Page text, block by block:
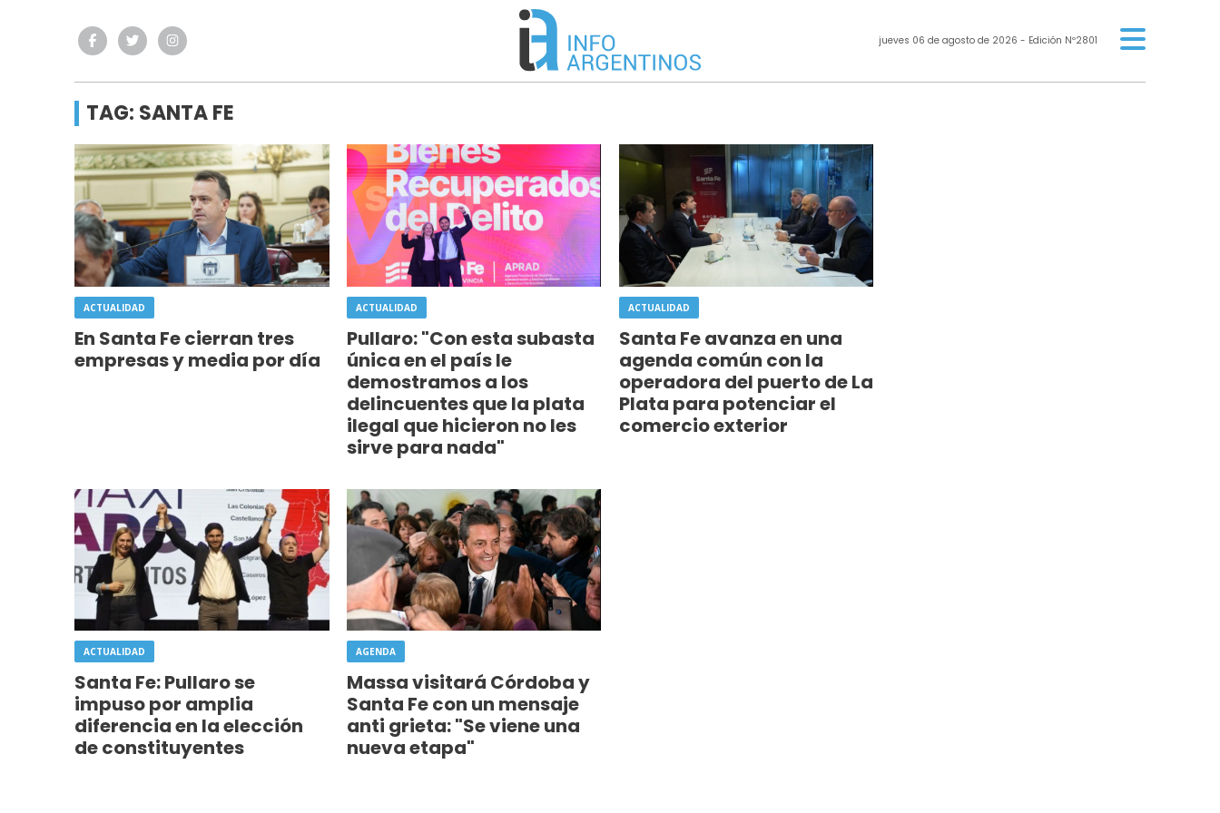
jueves 06 de agosto de 2026 - Edición Nº2801
TAG: SANTA FE
ACTUALIDAD
En Santa Fe cierran tres
empresas y media por día
ACTUALIDAD
Pullaro: "Con esta subasta
única en el país le
demostramos a los
delincuentes que la plata
ilegal que hicieron no les
sirve para nada"
ACTUALIDAD
Santa Fe avanza en una
agenda común con la
operadora del puerto de La
Plata para potenciar el
comercio exterior
ACTUALIDAD
Santa Fe: Pullaro se
impuso por amplia
diferencia en la elección
de constituyentes
AGENDA
Massa visitará Córdoba y
Santa Fe con un mensaje
anti grieta: "Se viene una
nueva etapa"